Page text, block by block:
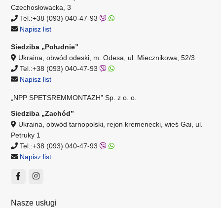
Czechosłowacka, 3
Tel.:+38 (093) 040-47-93
Napisz list
Siedziba „Południe”
Ukraina, obwód odeski, m. Odesa, ul. Miecznikowa, 52/3
Tel.:+38 (093) 040-47-93
Napisz list
„NPP SPETSREMMONTAZH” Sp. z o. o.
Siedziba „Zachód”
Ukraina, obwód tarnopolski, rejon kremenecki, wieś Gai, ul.
Petruky 1
Tel.:+38 (093) 040-47-93
Napisz list
Nasze usługi